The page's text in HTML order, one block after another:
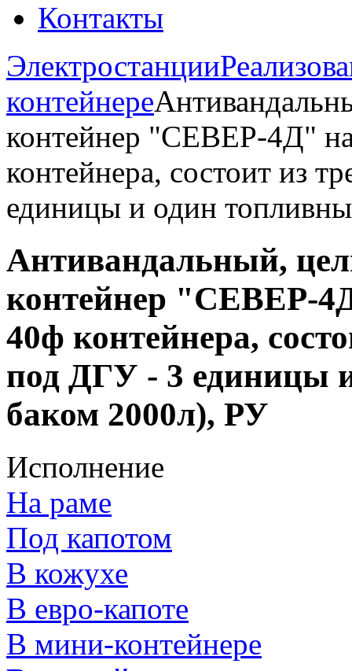
Контакты
Электростанции
контейнере
контейнер "СЕВЕР-4Д" на
контейнера, состоит из
единицы и один
Антивандальный,
контейнер "СЕВЕР-
40ф контейнера,
под ДГУ - 3 единицы
баком 2000л), РУ
Исполнение
На раме
Под капотом
В кожухе
В евро-капоте
В мини-контейнере